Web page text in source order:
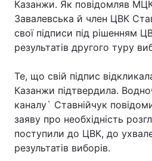
Казанжи. Як повідомляв
Завалевська й член ЦВК
свої підписи під рішенням
результатів другого туру
Те, що свій підпис
Казанжи підтвердила.
каналу` Ставнійчук
заяву про необхідність
поступили до ЦВК, до
результатів виборів.